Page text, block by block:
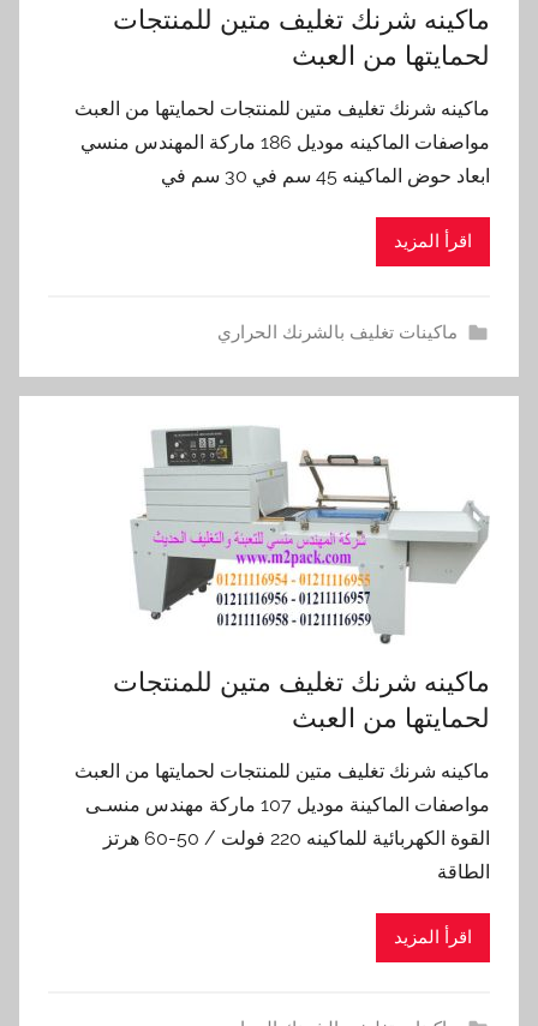
ماكينه شرنك تغليف متين للمنتجات
لحمايتها من العبث
ماكينه شرنك تغليف متين للمنتجات لحمايتها من العبث
مواصفات الماكينه موديل 186 ماركة المهندس منسي
ابعاد حوض الماكينه 45 سم في 30 سم في
اقرأ المزيد
ماكينات تغليف بالشرنك الحراري
ماكينه شرنك تغليف متين للمنتجات
لحمايتها من العبث
ماكينه شرنك تغليف متين للمنتجات لحمايتها من العبث
مواصفات الماكينة موديل 107 ماركة مهندس منسـى
القوة الكهربائية للماكينه 220 فولت / 50-60 هرتز
الطاقة
اقرأ المزيد